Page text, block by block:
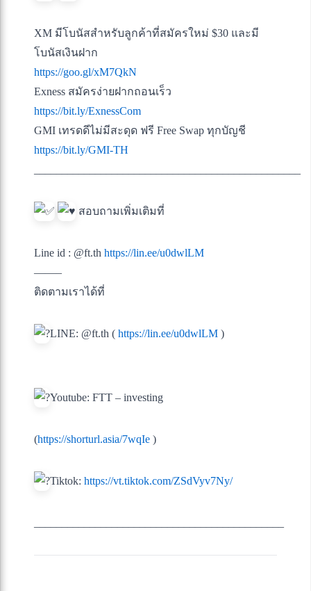
XM มีโบนัสสำหรับลูกค้าที่สมัครใหม่ $30 และมี
โบนัสเงินฝาก
https://goo.gl/xM7QkN
Exness สมัครง่ายฝากถอนเร็ว
https://bit.ly/ExnessCom
GMI เทรดดีไม่มีสะดุด ฟรี Free Swap ทุกบัญชี
https://bit.ly/GMI-TH
สอบถามเพิ่มเติมที่
Line id : @ft.th https://lin.ee/u0dwlLM
——–
ติดตามเราได้ที่
LINE: @ft.th ( https://lin.ee/u0dwlLM )
Youtube: FTT – investing
(https://shorturl.asia/7wqIe )
Tiktok: https://vt.tiktok.com/ZSdVyv7Ny/